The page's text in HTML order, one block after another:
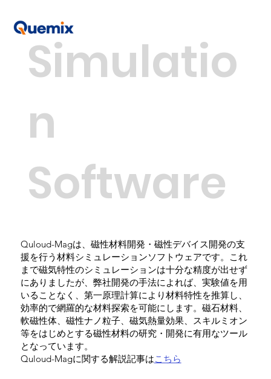
Simulatio
n
Software
Quloud-Magは、磁性材料開発・磁性デバイス開発の支
援を行う材料シミュレーションソフトウェアです。これ
まで磁気特性のシミュレーションは十分な精度が出せず
にありましたが、弊社開発の手法によれば、実験値を用
いることなく、第一原理計算により材料特性を推算し、
効率的で網羅的な材料探索を可能にします。磁石材料、
軟磁性体、磁性ナノ粒子、磁気熱量効果、スキルミオン
等をはじめとする磁性材料の研究・開発に有用なツール
となっています。
​Quloud-Magに関する解説記事はこちら